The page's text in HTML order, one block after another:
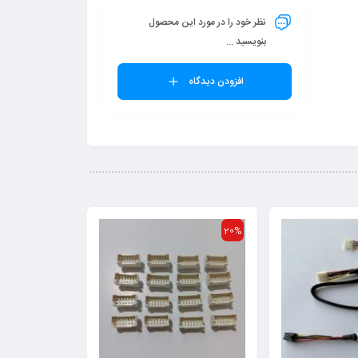
نظر خود را در مورد این محصول
بنویسید ...
افزودن دیدگاه
20%